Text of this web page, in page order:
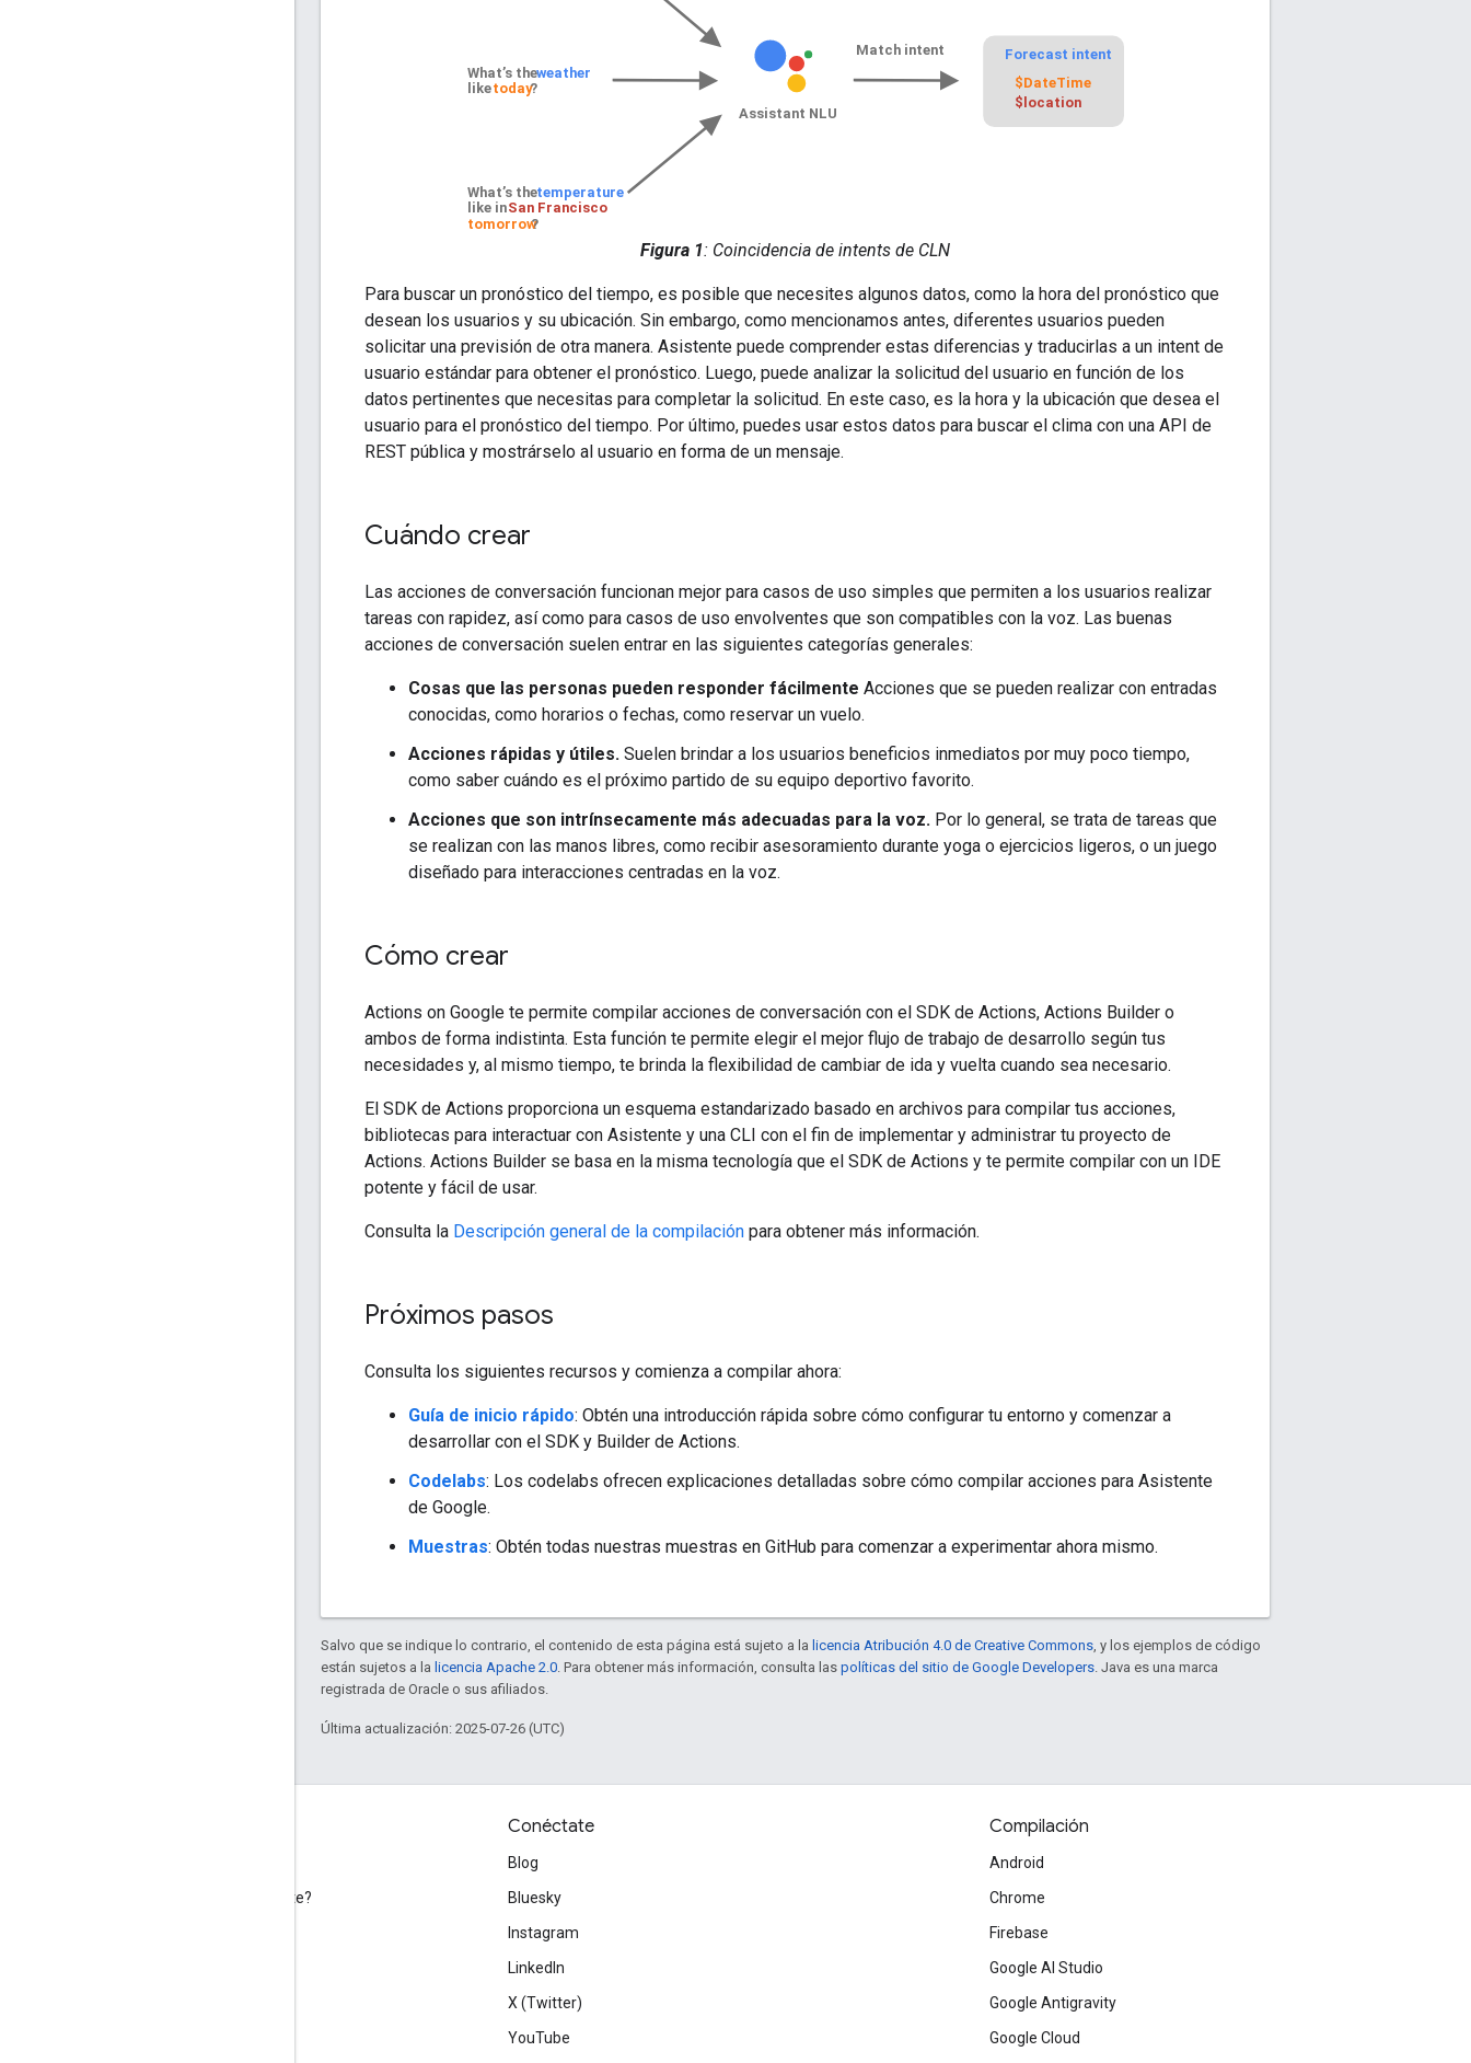
Figura 1: Coincidencia de intents de CLN
Para buscar un pronóstico del tiempo, es posible que necesites algunos datos, como la hora del pronóstico que
desean los usuarios y su ubicación. Sin embargo, como mencionamos antes, diferentes usuarios pueden
solicitar una previsión de otra manera. Asistente puede comprender estas diferencias y traducirlas a un intent de
usuario estándar para obtener el pronóstico. Luego, puede analizar la solicitud del usuario en función de los
datos pertinentes que necesitas para completar la solicitud. En este caso, es la hora y la ubicación que desea el
usuario para el pronóstico del tiempo. Por último, puedes usar estos datos para buscar el clima con una API de
REST pública y mostrárselo al usuario en forma de un mensaje.
Cuándo crear
Las acciones de conversación funcionan mejor para casos de uso simples que permiten a los usuarios realizar
tareas con rapidez, así como para casos de uso envolventes que son compatibles con la voz. Las buenas
acciones de conversación suelen entrar en las siguientes categorías generales:
Cosas que las personas pueden responder fácilmente Acciones que se pueden realizar con entradas
conocidas, como horarios o fechas, como reservar un vuelo.
Acciones rápidas y útiles. Suelen brindar a los usuarios beneficios inmediatos por muy poco tiempo,
como saber cuándo es el próximo partido de su equipo deportivo favorito.
Acciones que son intrínsecamente más adecuadas para la voz. Por lo general, se trata de tareas que
se realizan con las manos libres, como recibir asesoramiento durante yoga o ejercicios ligeros, o un juego
diseñado para interacciones centradas en la voz.
Cómo crear
Actions on Google te permite compilar acciones de conversación con el SDK de Actions, Actions Builder o
ambos de forma indistinta. Esta función te permite elegir el mejor flujo de trabajo de desarrollo según tus
necesidades y, al mismo tiempo, te brinda la flexibilidad de cambiar de ida y vuelta cuando sea necesario.
El SDK de Actions proporciona un esquema estandarizado basado en archivos para compilar tus acciones,
bibliotecas para interactuar con Asistente y una CLI con el fin de implementar y administrar tu proyecto de
Actions. Actions Builder se basa en la misma tecnología que el SDK de Actions y te permite compilar con un IDE
potente y fácil de usar.
Consulta la Descripción general de la compilación para obtener más información.
Próximos pasos
Consulta los siguientes recursos y comienza a compilar ahora:
Guía de inicio rápido: Obtén una introducción rápida sobre cómo configurar tu entorno y comenzar a
desarrollar con el SDK y Builder de Actions.
Codelabs: Los codelabs ofrecen explicaciones detalladas sobre cómo compilar acciones para Asistente
de Google.
Muestras: Obtén todas nuestras muestras en GitHub para comenzar a experimentar ahora mismo.
Salvo que se indique lo contrario, el contenido de esta página está sujeto a la licencia Atribución 4.0 de Creative Commons, y los ejemplos de código
están sujetos a la licencia Apache 2.0. Para obtener más información, consulta las políticas del sitio de Google Developers. Java es una marca
registrada de Oracle o sus afiliados.
Última actualización: 2025-07-26 (UTC)
¿Por qué crear contenido para Asistente?
Conéctate
Blog
Bluesky
Instagram
LinkedIn
X (Twitter)
YouTube
Compilación
Android
Chrome
Firebase
Google AI Studio
Google Antigravity
Google Cloud